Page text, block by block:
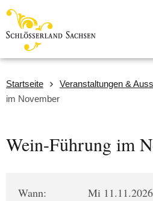
Startseite Veranstaltungen &
im November
Wein-Führung im
Wann:
Mi 11.11.2026